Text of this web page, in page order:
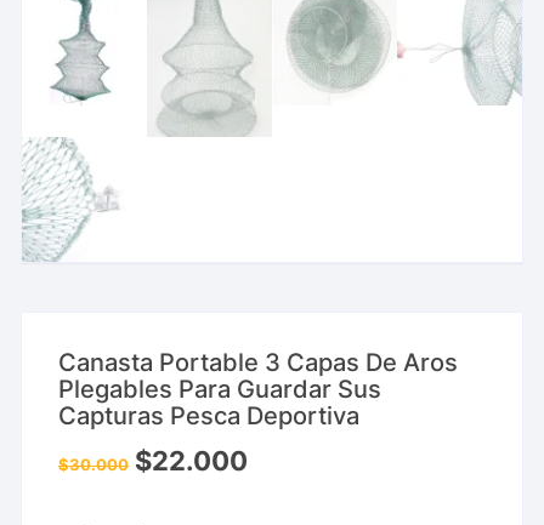
Canasta Portable 3 Capas De Aros
Plegables Para Guardar Sus
Capturas Pesca Deportiva
$30.000 $22.000